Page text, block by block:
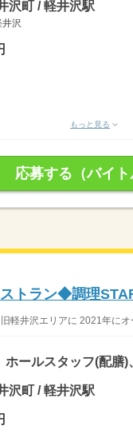
沢町 / 軽井沢駅
沢
もっと見る
応募する（バイト
トラン◆調理
軽井沢エリアに 2021年に
ホールスタッフ(配膳)
沢町 / 軽井沢駅